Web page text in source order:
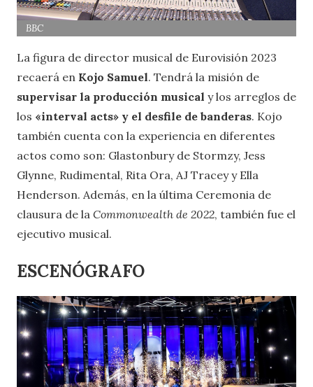
BBC
La figura de director musical de Eurovisión 2023
recaerá en Kojo Samuel. Tendrá la misión de
supervisar la producción musical y los arreglos de
los «interval acts» y el desfile de banderas. Kojo
también cuenta con la experiencia en diferentes
actos como son: Glastonbury de Stormzy, Jess
Glynne, Rudimental, Rita Ora, AJ Tracey y Ella
Henderson. Además, en la última Ceremonia de
clausura de la Commonwealth de 2022, también fue el
ejecutivo musical.
ESCENÓGRAFO